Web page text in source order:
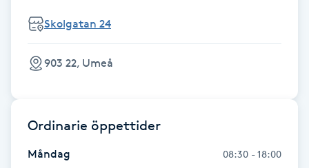
Gellack med förstärkning
Skolgatan 24
903 22, Umeå
Ordinarie öppettider
Måndag 08:30 - 18:00